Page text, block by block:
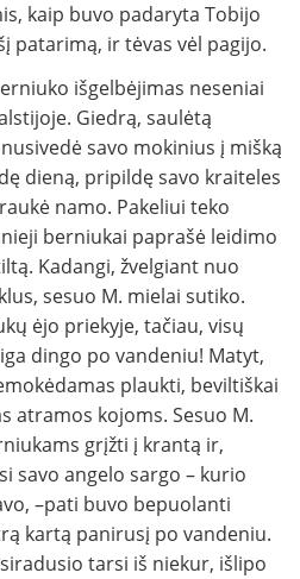
kaip buvo padaryta Tobijo
patarimą, ir tėvas vėl pagijo.
išgelbėjimas neseniai
Giedrą, saulėtą
savo mokinius į mišką
dieną, pripildę savo kraiteles
namo. Pakeliui teko
berniukai paprašė leidimo
Kadangi, žvelgiant nuo
sesuo M. mielai sutiko.
ėjo priekyje, tačiau, visų
dingo po vandeniu! Matyt,
plaukti, beviltiškai
atramos kojoms. Sesuo M.
grįžti į krantą ir,
savo angelo sargo – kurio
–pati buvo bepuolanti
kartą panirusį po vandeniu.
tarsi iš niekur, išlipo